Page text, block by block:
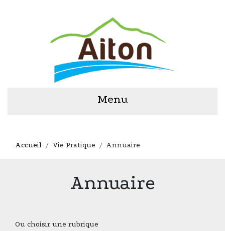
Menu
Accueil Vie Pratique Annuaire
Annuaire
Ou choisir une rubrique